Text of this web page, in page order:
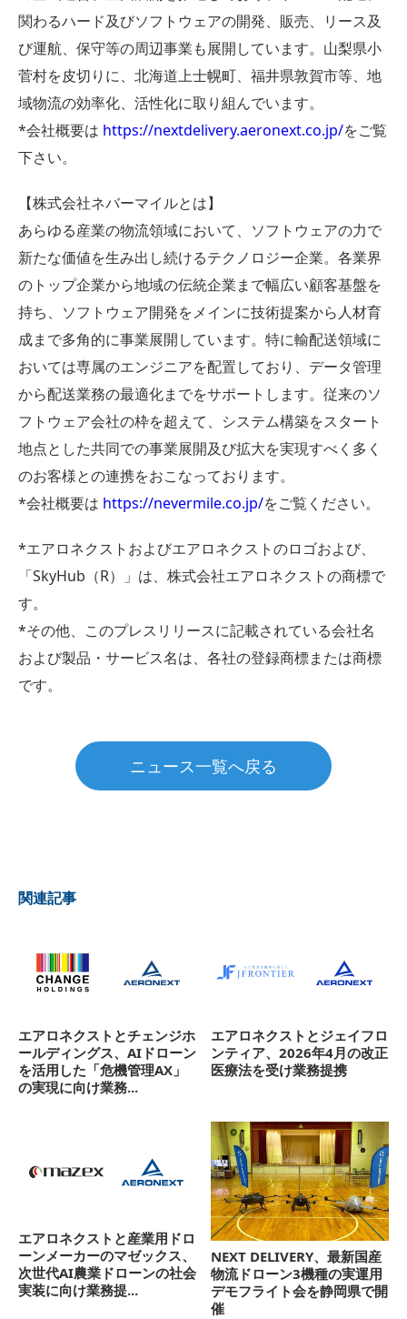
関わるハード及びソフトウェアの開発、販売、リース及
び運航、保守等の周辺事業も展開しています。山梨県小
菅村を皮切りに、北海道上士幌町、福井県敦賀市等、地
域物流の効率化、活性化に取り組んでいます。
*会社概要は https://nextdelivery.aeronext.co.jp/をご覧
下さい。
【株式会社ネバーマイルとは】
あらゆる産業の物流領域において、ソフトウェアの力で
新たな価値を生み出し続けるテクノロジー企業。各業界
のトップ企業から地域の伝統企業まで幅広い顧客基盤を
持ち、ソフトウェア開発をメインに技術提案から人材育
成まで多角的に事業展開しています。特に輸配送領域に
おいては専属のエンジニアを配置しており、データ管理
から配送業務の最適化までをサポートします。従来のソ
フトウェア会社の枠を超えて、システム構築をスタート
地点とした共同での事業展開及び拡大を実現すべく多く
のお客様との連携をおこなっております。
*会社概要は https://nevermile.co.jp/をご覧ください。
*エアロネクストおよびエアロネクストのロゴおよび、
「SkyHub（R）」は、株式会社エアロネクストの商標で
す。
*その他、このプレスリリースに記載されている会社名
および製品・サービス名は、各社の登録商標または商標
です。
ニュース一覧へ戻る
関連記事
エアロネクストとチェンジホ
ールディングス、AIドローン
を活用した「危機管理AX」
の実現に向け業務...
エアロネクストとジェイフロ
ンティア、2026年4月の改正
医療法を受け業務提携
エアロネクストと産業用ドロ
ーンメーカーのマゼックス、
次世代AI農業ドローンの社会
実装に向け業務提...
NEXT DELIVERY、最新国産
物流ドローン3機種の実運用
デモフライト会を静岡県で開
催